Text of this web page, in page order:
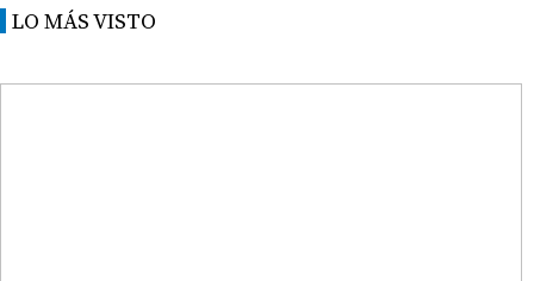
LO MÁS VISTO